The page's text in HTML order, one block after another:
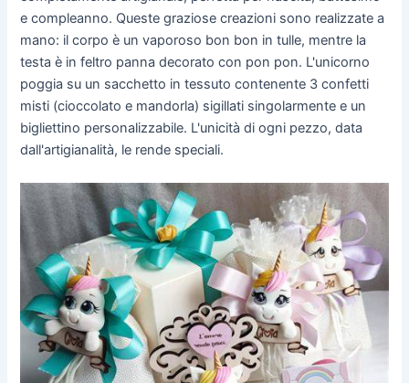
e compleanno. Queste graziose creazioni sono realizzate a
mano: il corpo è un vaporoso bon bon in tulle, mentre la
testa è in feltro panna decorato con pon pon. L'unicorno
poggia su un sacchetto in tessuto contenente 3 confetti
misti (cioccolato e mandorla) sigillati singolarmente e un
bigliettino personalizzabile. L'unicità di ogni pezzo, data
dall'artigianalità, le rende speciali.